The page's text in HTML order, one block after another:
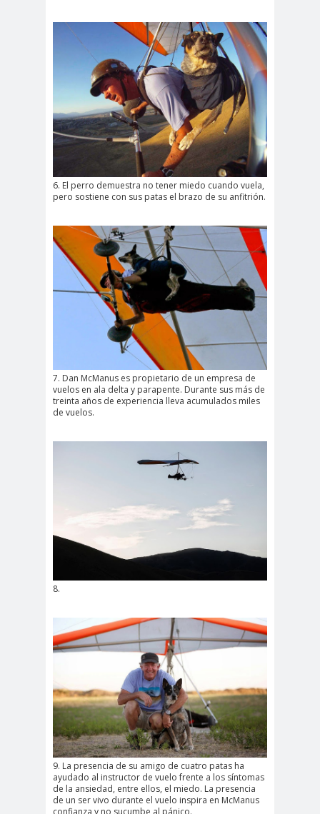
6. El perro demuestra no tener miedo cuando vuela,
pero sostiene con sus patas el brazo de su anfitrión.
7. Dan McManus es propietario de un empresa de
vuelos en ala delta y parapente. Durante sus más de
treinta años de experiencia lleva acumulados miles
de vuelos.
8.
9. La presencia de su amigo de cuatro patas ha
ayudado al instructor de vuelo frente a los síntomas
de la ansiedad, entre ellos, el miedo. La presencia
de un ser vivo durante el vuelo inspira en McManus
confianza y no sucumbe al pánico.